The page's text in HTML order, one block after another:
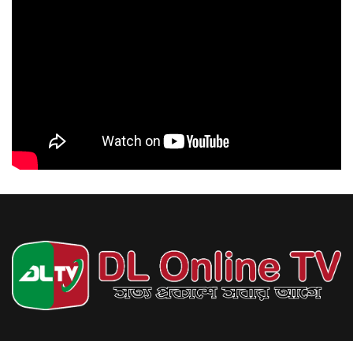
আগস্ট ৬, ২০২৬